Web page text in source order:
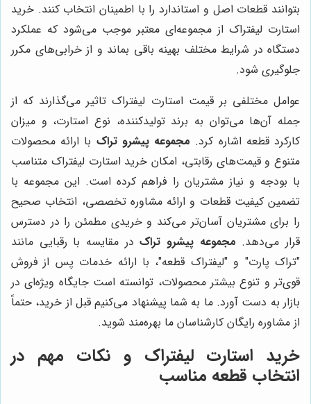
بتوانند قطعات اصل و استاندارد را با اطمینان انتخاب کنند. خرید
استارت لیفتراک از مجموعه‌ای معتبر موجب می‌شود که عملکرد
دستگاه در شرایط مختلف بهینه باقی بماند و از خرابی‌های مکرر
جلوگیری شود.
عوامل مختلفی بر قیمت استارت لیفتراک تاثیر می‌گذارند که از
جمله آن‌ها می‌توان به برند تولیدکننده، نوع استارت، و میزان
کارکرد قطعه اشاره کرد. مجموعه پیشرو تراک با ارائه محصولات
متنوع و قیمت‌های رقابتی، امکان خرید استارت لیفتراک متناسب
با بودجه و نیاز مشتریان را فراهم کرده است. این مجموعه با
تضمین کیفیت قطعات و ارائه مشاوره تخصصی، انتخاب صحیح
را برای مشتریان آسان‌تر می‌کند و خریدی مطمئن را در دسترس
قرار می‌دهد. مجموعه پیشرو تراکدر مقایسه با رقبایی مانند
"تراک پارت" و "لیفتراک قطعه"، با ارائه خدمات پس از فروش
قوی‌تر و تنوع بیشتر محصولات، توانسته است جایگاه ویژه‌ای در
بازار به دست آورد. ما به شما پیشنهاد می‌کنیم قبل از خرید، حتماً
از مشاوره رایگان کارشناسان ما بهره‌مند شوید.
خرید استارت لیفتراک و نکات مهم در
انتخاب قطعه مناسب